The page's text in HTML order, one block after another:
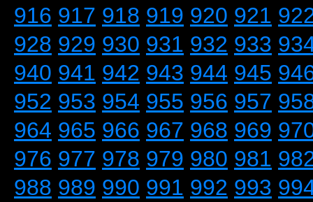
916 917 918 919 920 921
928 929 930 931 932 933
940 941 942 943 944 945
952 953 954 955 956 957
964 965 966 967 968 969
976 977 978 979 980 981
988 989 990 991 992 993